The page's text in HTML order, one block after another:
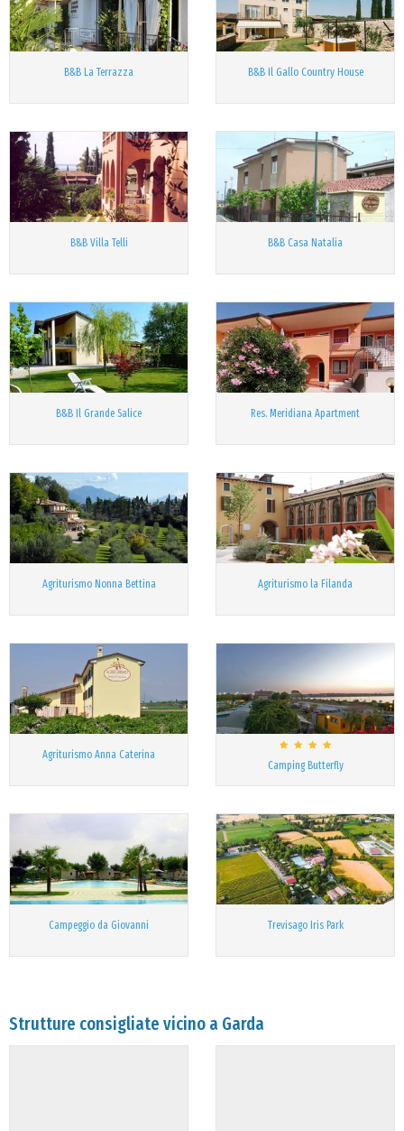
B&B La Terrazza B&B Il Gallo Country House
B&B Villa Telli B&B Casa Natalia
B&B Il Grande Salice Res. Meridiana Apartment
Agriturismo Nonna Bettina Agriturismo la Filanda
Agriturismo Anna Caterina
Camping Butterfly
Campeggio da Giovanni Trevisago Iris Park
Strutture consigliate vicino a Garda